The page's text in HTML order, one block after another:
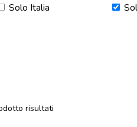
Solo Italia
risultati